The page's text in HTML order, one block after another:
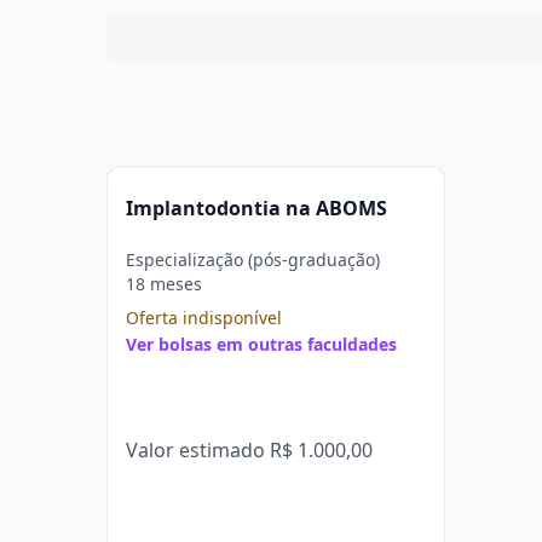
Implantodontia na ABOMS
Especialização (pós-graduação)
18 meses
Oferta indisponível
Ver bolsas em outras faculdades
Valor estimado R$ 1.000,00